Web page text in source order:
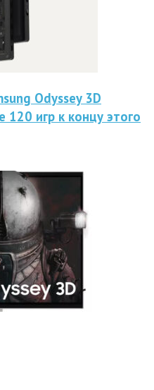
Odyssey 3D
игр к концу этого